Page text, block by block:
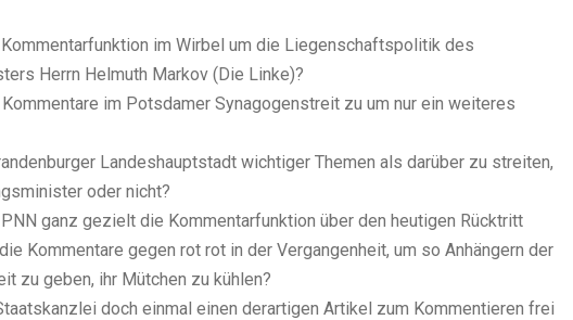
im Wirbel um die Liegenschaftspolitik des
Herrn Helmuth Markov (Die Linke)?
im Potsdamer Synagogenstreit zu um nur ein weiteres
Landeshauptstadt wichtiger Themen als darüber zu streiten,
oder nicht?
ganz gezielt die Kommentarfunktion über den heutigen Rücktritt
Kommentare gegen rot rot in der Vergangenheit, um so Anhängern der
zu geben, ihr Mütchen zu kühlen?
doch einmal einen derartigen Artikel zum Kommentieren frei